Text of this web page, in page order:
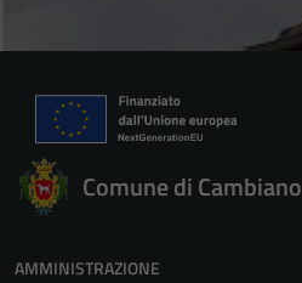
Comune di Cambiano
AMMINISTRAZIONE